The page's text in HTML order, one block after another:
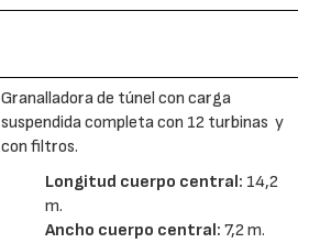
Granalladora de túnel con carga
suspendida completa con 12 turbinas y
con filtros.
Longitud cuerpo central: 14,2
m.
Ancho cuerpo central: 7,2 m.